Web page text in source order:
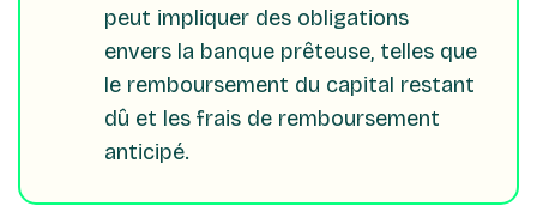
peut impliquer des obligations
envers la banque prêteuse, telles que
le remboursement du capital restant
dû et les frais de remboursement
anticipé.